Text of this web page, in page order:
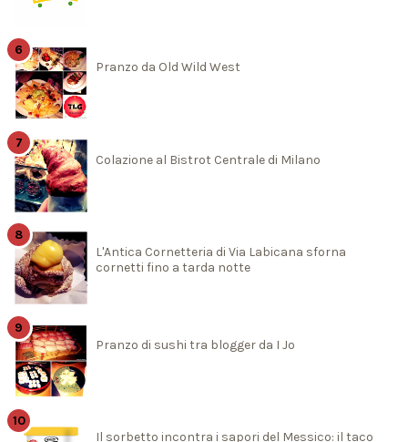
Pranzo da Old Wild West
Colazione al Bistrot Centrale di Milano
L'Antica Cornetteria di Via Labicana sforna
cornetti fino a tarda notte
Pranzo di sushi tra blogger da I Jo
Il sorbetto incontra i sapori del Messico: il taco